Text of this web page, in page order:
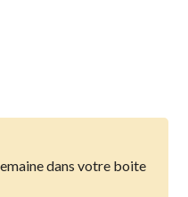
dans votre boite